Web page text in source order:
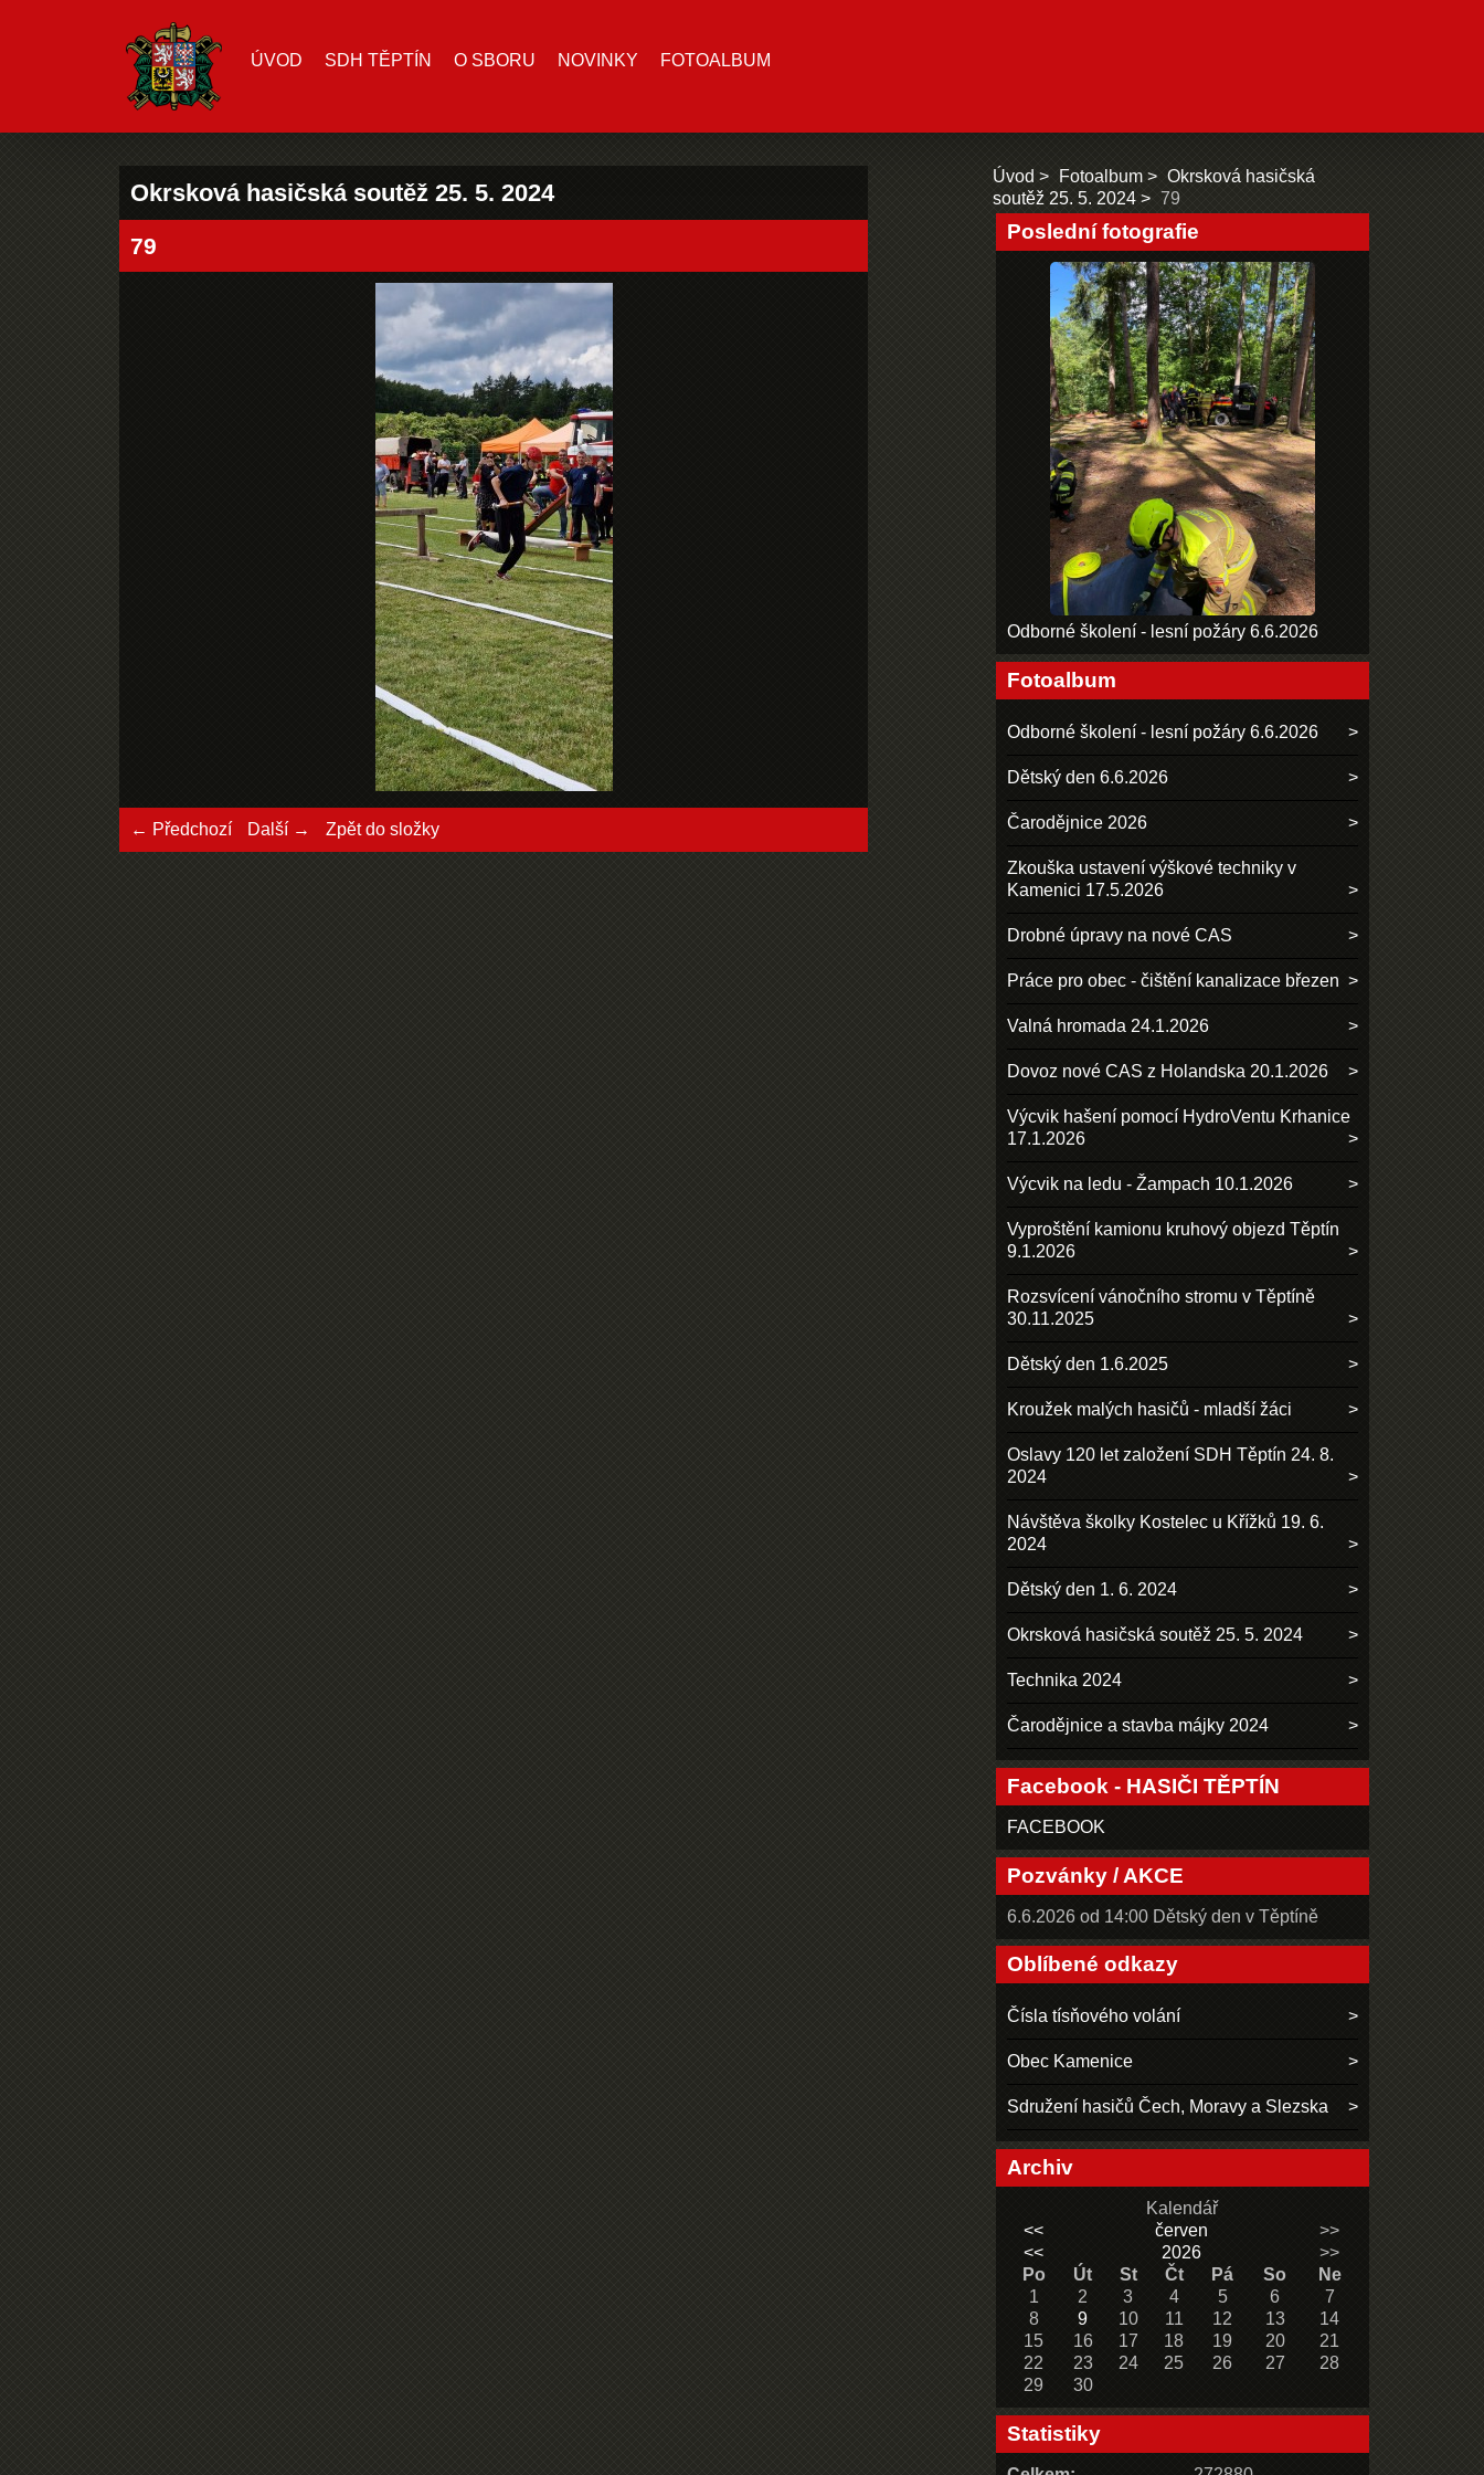
ÚVOD SDH TĚPTÍN O SBORU NOVINKY FOTOALBUM
Okrsková hasičská soutěž 25. 5. 2024
79
← Předchozí Další → Zpět do složky
Úvod Fotoalbum
Okrsková hasičská
soutěž 25. 5. 2024
79
Poslední fotografie
Odborné školení - lesní požáry 6.6.2026
Fotoalbum
Odborné školení - lesní požáry 6.6.2026
Dětský den 6.6.2026
Čarodějnice 2026
Zkouška ustavení výškové techniky v
Kamenici 17.5.2026
Drobné úpravy na nové CAS
Práce pro obec - čištění kanalizace březen
Valná hromada 24.1.2026
Dovoz nové CAS z Holandska 20.1.2026
Výcvik hašení pomocí HydroVentu Krhanice
17.1.2026
Výcvik na ledu - Žampach 10.1.2026
Vyproštění kamionu kruhový objezd Těptín
9.1.2026
Rozsvícení vánočního stromu v Těptíně
30.11.2025
Dětský den 1.6.2025
Kroužek malých hasičů - mladší žáci
Oslavy 120 let založení SDH Těptín 24. 8.
2024
Návštěva školky Kostelec u Křížků 19. 6.
2024
Dětský den 1. 6. 2024
Okrsková hasičská soutěž 25. 5. 2024
Technika 2024
Čarodějnice a stavba májky 2024
Facebook - HASIČI TĚPTÍN
FACEBOOK
Pozvánky / AKCE
6.6.2026 od 14:00 Dětský den v Těptíně
Oblíbené odkazy
Čísla tísňového volání
Obec Kamenice
Sdružení hasičů Čech, Moravy a Slezska
Archiv
Kalendář
<<
červen
>>
<<
2026
>>
Po
Út St Čt Pá So
Ne
1
2 3 4 5 6
7
8
9 10 11 12 13
14
15
16 17 18 19 20
21
22
23 24 25 26 27
28
29
30
Statistiky